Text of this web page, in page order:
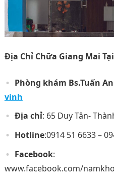
Địa Chỉ Chữa Giang Mai
Phòng khám Bs.Tuấn
vinh
Địa chỉ: 65 Duy Tân-
Hotline:0914 51 6633 –
Facebook:
www.facebook.com/